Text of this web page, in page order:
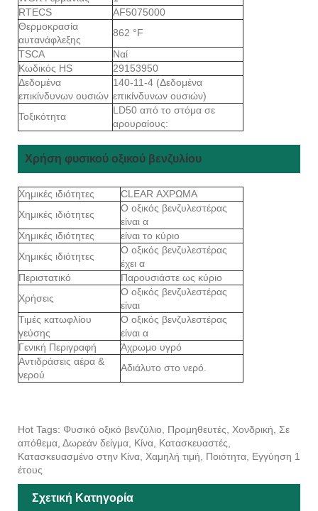
RTECS
AF5075000
Θερμοκρασία
αυτανάφλεξης
862 °F
TSCA
Ναί
Κωδικός HS
29153950
Δεδομένα
επικίνδυνων ουσιών
140-11-4 (Δεδομένα
επικίνδυνων ουσιών)
Τοξικότητα
LD50 από το στόμα σε
αρουραίους:
Χρήση φυσικού οξικού βενζυλίου
Χημικές ιδιότητες
CLEAR ΑΧΡΩΜΑ
Χημικές ιδιότητες
Ο οξικός βενζυλεστέρας
είναι α
Χημικές ιδιότητες
είναι το κύριο
Χημικές ιδιότητες
Ο οξικός βενζυλεστέρας
έχει α
Περιστατικό
Παρουσιάστε ως κύριο
Χρήσεις
Ο οξικός βενζυλεστέρας
είναι
Τιμές κατωφλίου
γεύσης
Ο οξικός βενζυλεστέρας
είναι α
Γενική Περιγραφή
Άχρωμο υγρό
Αντιδράσεις αέρα &
νερού
Αδιάλυτο στο νερό.
Hot Tags: Φυσικό οξικό βενζύλιο, Προμηθευτές, Χονδρική, Σε
απόθεμα, Δωρεάν δείγμα, Κίνα, Κατασκευαστές,
Κατασκευασμένο στην Κίνα, Χαμηλή τιμή, Ποιότητα, Εγγύηση 1
έτους
Σχετική Κατηγορία